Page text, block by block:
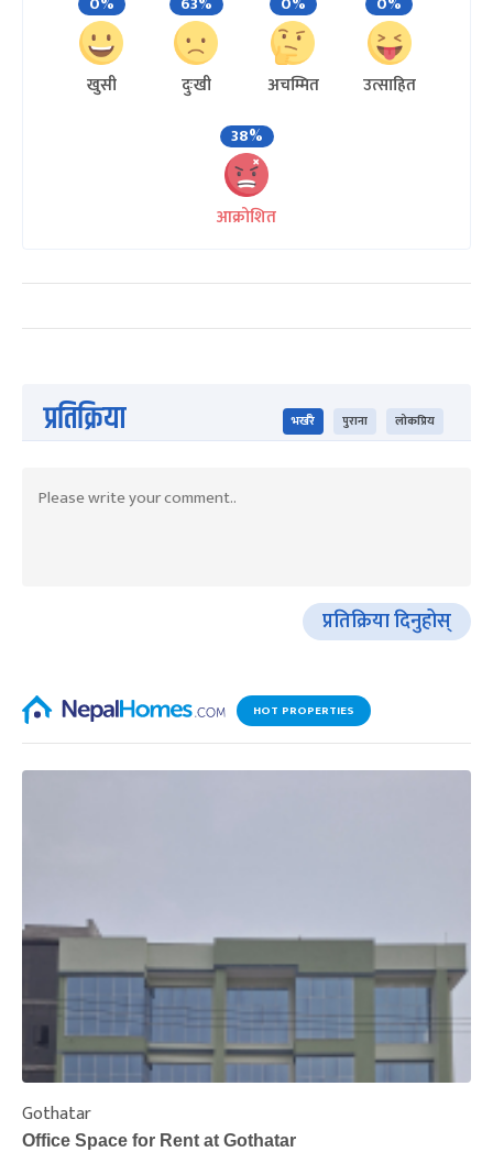
खुसी दुःखी अचम्मित
उत्साहित
38%
आक्रोशित
प्रतिक्रिया भर्खरै पुराना लोकप्रिय
प्रतिक्रिया दिनुहोस्
HOT PROPERTIES
Gothatar
Office Space for Rent at Gothatar